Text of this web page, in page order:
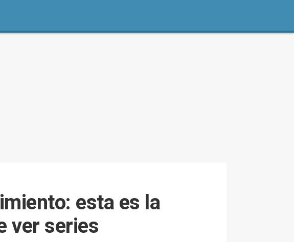
esta es la
ver series